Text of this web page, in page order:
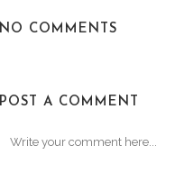
NO COMMENTS
POST A COMMENT